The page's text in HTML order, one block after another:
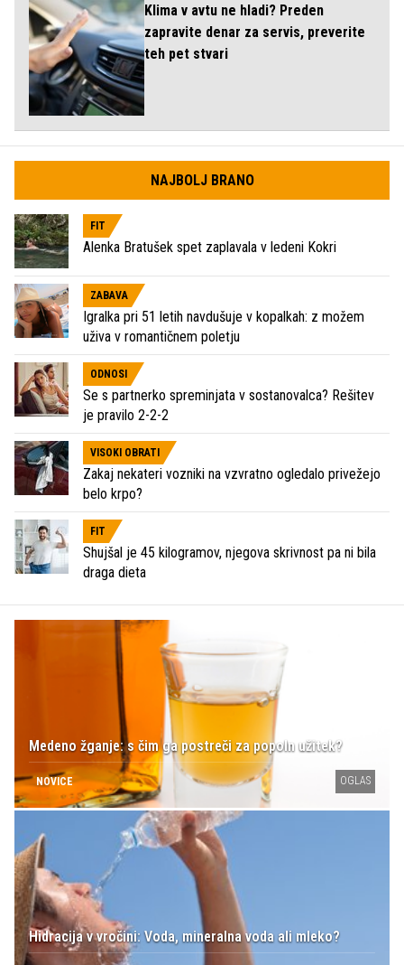
Klima v avtu ne hladi? Preden
zapravite denar za servis, preverite
teh pet stvari
NAJBOLJ BRANO
FIT
Alenka Bratušek spet zaplavala v ledeni Kokri
ZABAVA
Igralka pri 51 letih navdušuje v kopalkah: z možem
uživa v romantičnem poletju
ODNOSI
Se s partnerko spreminjata v sostanovalca? Rešitev
je pravilo 2-2-2
VISOKI OBRATI
Zakaj nekateri vozniki na vzvratno ogledalo privežejo
belo krpo?
FIT
Shujšal je 45 kilogramov, njegova skrivnost pa ni bila
draga dieta
Medeno žganje: s čim ga postreči za popoln užitek?
NOVICE OGLAS
Hidracija v vročini: Voda, mineralna voda ali mleko?